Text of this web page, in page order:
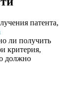
патента,
ли получить
критерия,
должно